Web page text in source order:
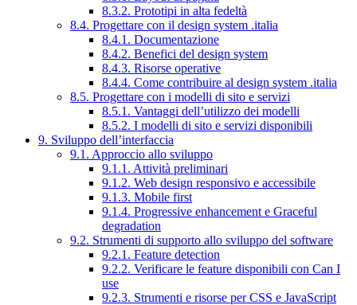
8.3.2. Prototipi in alta fedeltà
8.4. Progettare con il design system .italia
8.4.1. Documentazione
8.4.2. Benefici del design system
8.4.3. Risorse operative
8.4.4. Come contribuire al design system .italia
8.5. Progettare con i modelli di sito e servizi
8.5.1. Vantaggi dell’utilizzo dei modelli
8.5.2. I modelli di sito e servizi disponibili
9. Sviluppo dell’interfaccia
9.1. Approccio allo sviluppo
9.1.1. Attività preliminari
9.1.2. Web design responsivo e accessibile
9.1.3. Mobile first
9.1.4. Progressive enhancement e Graceful
degradation
9.2. Strumenti di supporto allo sviluppo del software
9.2.1. Feature detection
9.2.2. Verificare le feature disponibili con Can I
use
9.2.3. Strumenti e risorse per CSS e JavaScript